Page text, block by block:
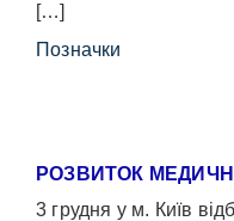
[…]
Позначки
РОЗВИТОК
3 грудня у м. Київ